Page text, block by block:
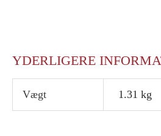
YDERLIGERE
Vægt 1.31 kg